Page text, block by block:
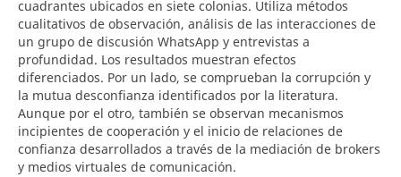
cuadrantes ubicados en siete colonias. Utiliza métodos
cualitativos de observación, análisis de las interacciones de
un grupo de discusión WhatsApp y entrevistas a
profundidad. Los resultados muestran efectos
diferenciados. Por un lado, se comprueban la corrupción y
la mutua desconfianza identificados por la literatura.
Aunque por el otro, también se observan mecanismos
incipientes de cooperación y el inicio de relaciones de
confianza desarrollados a través de la mediación de brokers
y medios virtuales de comunicación.